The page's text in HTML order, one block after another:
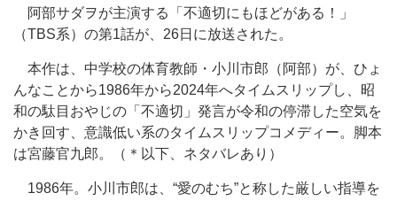
阿部サダヲが主演する「不適切にもほどがある！」
（TBS系）の第1話が、26日に放送された。
本作は、中学校の体育教師・小川市郎（阿部）が、ひょ
んなことから1986年から2024年へタイムスリップし、昭
和の駄目おやじの「不適切」発言が令和の停滞した空気を
かき回す、意識低い系のタイムスリップコメディー。脚本
は宮藤官九郎。（＊以下、ネタバレあり）
1986年。小川市郎は、“愛のむち”と称した厳しい指導を